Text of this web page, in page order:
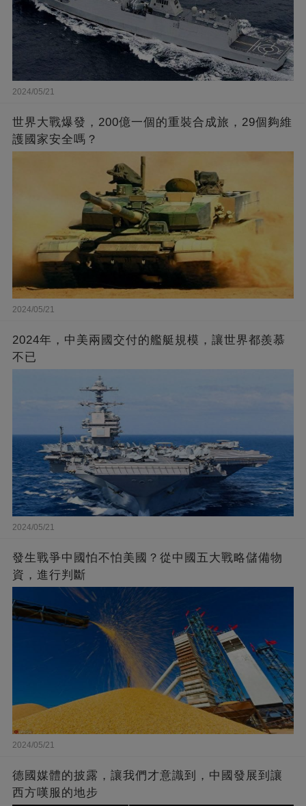
2024/05/21
世界大戰爆發，200億一個的重裝合成旅，29個夠維
護國家安全嗎？
2024/05/21
2024年，中美兩國交付的艦艇規模，讓世界都羨慕
不已
2024/05/21
發生戰爭中國怕不怕美國？從中國五大戰略儲備物
資，進行判斷
2024/05/21
德國媒體的披露，讓我們才意識到，中國發展到讓
西方嘆服的地步